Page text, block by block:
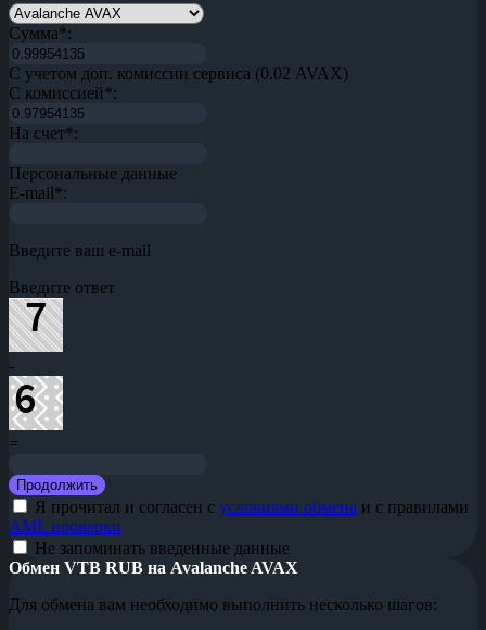
Сумма*:
С учетом доп. комиссии сервиса (0.02 AVAX)
С комиссией*:
На счет*:
Персональные данные
E-mail*:
Введите ваш e-mail
Введите ответ
-
=
Я прочитал и согласен с условиями обмена и с правилами
AML проверки
Не запоминать введенные данные
Обмен VTB RUB на Avalanche AVAX
Для обмена вам необходимо выполнить несколько шагов: